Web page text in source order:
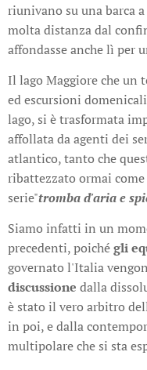
riunivano su una barca
molta distanza dal
affondasse anche lì per
Il lago Maggiore che un
ed escursioni
lago, si è trasformata
affollata da agenti dei
atlantico, tanto che
ribattezzato ormai
serie"tromba d'aria e
Siamo infatti in un
precedenti, poichégli
governato l'Italia
discussione dalla
è stato il vero arbitro
in poi, e dalla
multipolare che si sta